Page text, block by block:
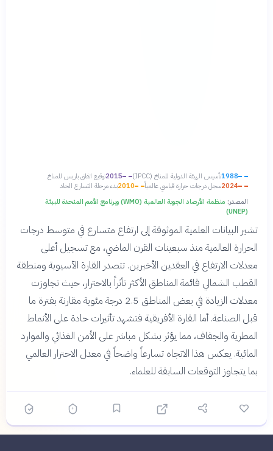
1988تأسيس الهيئة الدولية للمناخ (IPCC) 2015توقيع اتفاق باريس للمناخ
2024سجل درجات حرارة قياسي عالمياً 2010بدء مرحلة التسارع الحاد
المصدر:
منظمة الأرصاد الجوية العالمية (WMO) وبرنامج الأمم المتحدة للبيئة
(UNEP)
تشير البيانات العلمية الموثوقة إلى ارتفاع متسارع في متوسط درجات
الحرارة العالمية منذ سبعينات القرن الماضي، مع تسجيل أعلى
معدلات الارتفاع في العقدين الأخيرين. تتصدر القارة الآسيوية ومنطقة
القطب الشمالي قائمة المناطق الأكثر تأثراً بالاحترار، حيث تجاوزت
معدلات الزيادة في بعض المناطق 2.5 درجة مئوية مقارنة بفترة ما
قبل الصناعة. أما القارة الأفريقية فتشهد تأثيرات حادة على الأنماط
المطرية والجفاف، مما يؤثر بشكل مباشر على الأمن الغذائي والموارد
المائية. يعكس هذا الاتجاه تسارعاً واضحاً في معدل الاحترار العالمي
بما يتجاوز التوقعات السابقة للعلماء.